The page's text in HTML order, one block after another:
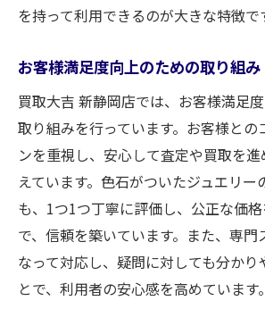
を持って利用できるのが大きな特徴で
お客様満足度向上のための取り組み
買取大吉 新静岡店では、お客様満足
取り組みを行っています。お客様との
ンを重視し、安心して査定や買取を
えています。色石がついたジュエリー
も、1つ1つ丁寧に評価し、公正な価
で、信頼を築いています。また、専門
なって対応し、疑問に対しても分かり
とで、利用者の安心感を高めています。